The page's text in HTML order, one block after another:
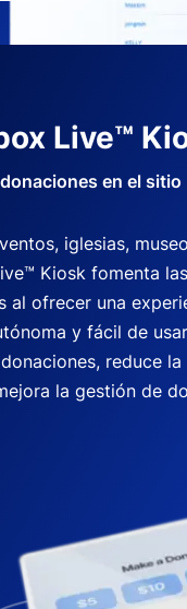
Live™
en el sitio
iglesias,
Kiosk fomenta
al ofrecer una
y fácil de
reduce
la gestión de